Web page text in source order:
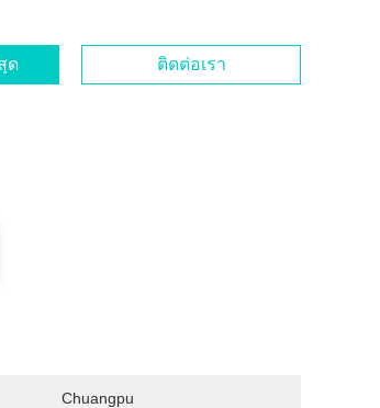
ด ติดต่อเรา
Chuangpu